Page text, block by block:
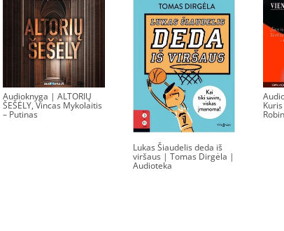
Audioknyga | ALTORIŲ
ŠEŠĖLY, Vincas Mykolaitis
– Putinas
Lukas Šiaudelis deda iš
viršaus | Tomas Dirgėla |
Audioteka